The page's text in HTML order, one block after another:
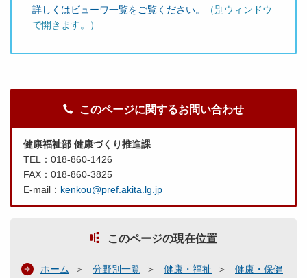
詳しくはビューワ一覧をご覧ください。
（別ウィンドウ
で開きます。）
このページに関するお問い合わせ
健康福祉部 健康づくり推進課
TEL：018-860-1426
FAX：018-860-3825
E-mail： kenkou@pref.akita.lg.jp
このページの現在位置
ホーム 分野別一覧 健康・福祉
健康・保健